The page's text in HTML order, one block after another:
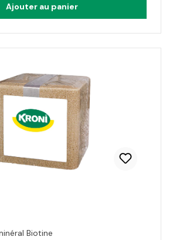
Ajouter au panier
Biotine